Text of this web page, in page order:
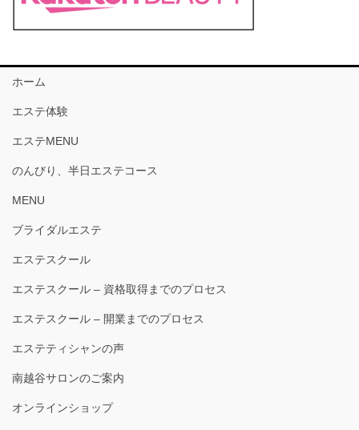
ホーム
エステ体験
エステMENU
のんびり、半日エステコース
MENU
ブライダルエステ
エステスクール
エステスクール – 資格取得までのプロセス
エステスクール – 開業までのプロセス
エステティシャンの声
南越谷サロンのご案内
オンラインショップ